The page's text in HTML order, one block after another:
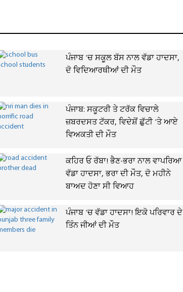
ਪੰਜਾਬ 'ਚ ਸਕੂਲ ਬੱਸ ਨਾਲ ਵੱਡਾ ਹਾਦਸਾ,
ਦੋ ਵਿਦਿਆਰਥੀਆਂ ਦੀ ਮੌਤ
ਪੰਜਾਬ: ਸਕੂਟਰੀ ਤੇ ਟਰੱਕ ਵਿਚਾਲੇ
ਜ਼ਬਰਦਸਤ ਟੱਕਰ, ਵਿਦੇਸ਼ੋਂ ਛੁੱਟੀ 'ਤੇ ਆਏ
ਵਿਅਕਤੀ ਦੀ ਮੌਤ
ਕਹਿਰ ਓ ਰੱਬਾ! ਭੈਣ-ਭਰਾ ਨਾਲ ਵਾਪਰਿਆ
ਵੱਡਾ ਹਾਦਸਾ, ਭਰਾ ਦੀ ਮੌਤ, ਦੋ ਮਹੀਨੇ
ਬਾਅਦ ਹੋਣਾ ਸੀ ਵਿਆਹ
ਪੰਜਾਬ 'ਚ ਵੱਡਾ ਹਾਦਸਾ! ਇਕੋ ਪਰਿਵਾਰ ਦੇ
ਤਿੰਨ ਜੀਆਂ ਦੀ ਮੌਤ